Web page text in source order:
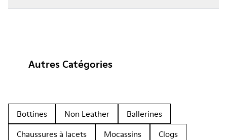
Autres Catégories
Bottines Non Leather
Ballerines
Chaussures à lacets
Mocassins
Clogs